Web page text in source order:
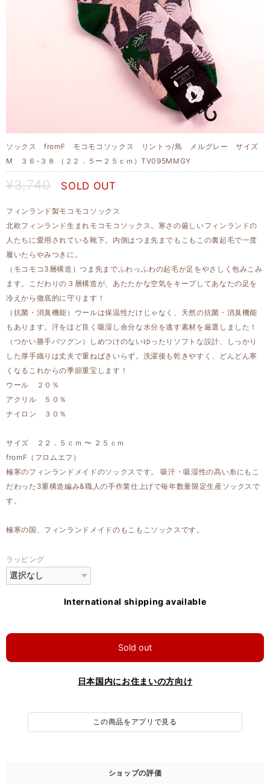
ソックス fromF モコモコソックス リントゥ/鳥 メルグレー サイズ
M ３６-３８ （２２．５ー２５ｃｍ）TV095MMGY
¥3,740 SOLD OUT
フィンランド製モコモコソックス
北欧フィンランド生まれモコモコソックス。寒さの厳しいフィンランドの
人たちに愛用されている靴下。内側はつま先までもこもこの裏起毛で一度
履いたらやみつきに。
（モコモコ3層構造）つま先までふわっふわの起毛が足をやさしく包みこみ
ます。こだわりの３層構造が、あたたかな空気をキープしてあなたの足を
冷えから徹底的に守ります！
（抗菌・消臭機能）ウールは保温性だけじゃなく、天然の抗菌・消臭機能
もあります。汗をほど良く吸湿し余分な水分を逃す素材を厳選しました！
（つかい勝手バツグン）しめつけのないゆったりソフトな設計、しっかり
した厚手織りは丈夫で重ねばきいらず。洗濯後も乾きやすく、どんどん寒
くなるこれからの季節重宝します！
ウール ２０％
アクリル ５０％
ナイロン ３０％
サイズ ２２．５ｃｍ 〜 ２５ｃｍ
fromF（フロムエフ）
極寒のフィンランドメイドのソックスです。 吸汗・吸湿性の高い糸にもこ
だわった3重構造編み&職人の手作業仕上げで毎年数量限定生産ソックスで
す。
極寒の国、フィンランドメイドのもこもこソックスです。
ラッピング
International shipping available
Sold out
日本国内にお住まいの方向け
この商品をアプリで見る
ショップの評価